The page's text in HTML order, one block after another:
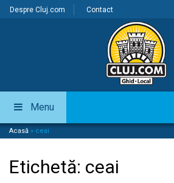
Despre Cluj.com Contact
Menu
Acasă » ceai
Etichetă: ceai